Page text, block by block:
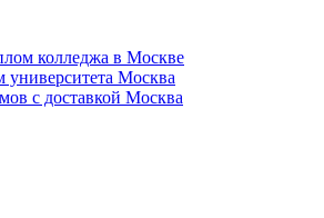
колледжа в Москве
университета Москва
с доставкой Москва